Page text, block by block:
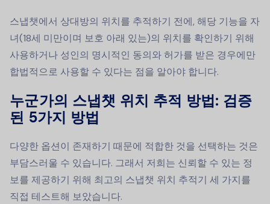
스냅챗에서 상대방의 위치를 추적하기 전에, 해당 기능을 자
녀(18세 미만이며 보호 아래 있는)의 위치를 확인하기 위해
사용하거나 성인의 명시적인 동의와 허가를 받은 경우에만
합법적으로 사용할 수 있다는 점을 알아야 합니다.
누군가의 스냅챗 위치 추적 방법: 검증
된 5가지 방법
다양한 옵션이 존재하기 때문에 적합한 것을 선택하는 것은
부담스러울 수 있습니다. 그래서 저희는 신뢰할 수 있는 정
보를 제공하기 위해 최고의 스냅챗 위치 추적기 세 가지를
직접 테스트해 보았습니다.